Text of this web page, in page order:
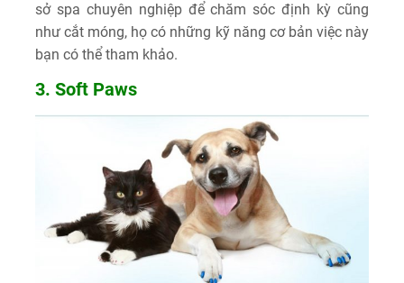
sở spa chuyên nghiệp để chăm sóc định kỳ cũng
như cắt móng, họ có những kỹ năng cơ bản việc này
bạn có thể tham khảo.
3. Soft Paws